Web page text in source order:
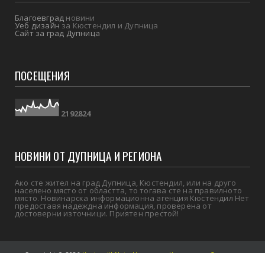
Благоевград новини
Уеб дизайнза Кюстендил и Дупница
Сайт за град Дупница
ПОСЕЩЕНИЯ
21 92824
НОВИНИ ОТ ДУПНИЦА И РЕГИОНА
Ако сте жител на град Дупница, Кюстендил, или на друго
населено място от областта, то тогава сте на правилното
място. Новинарска информационна агенция Кюстендил Нет
предоставя надеждна информация, проверена от
достоверни източници. Приятен престой!